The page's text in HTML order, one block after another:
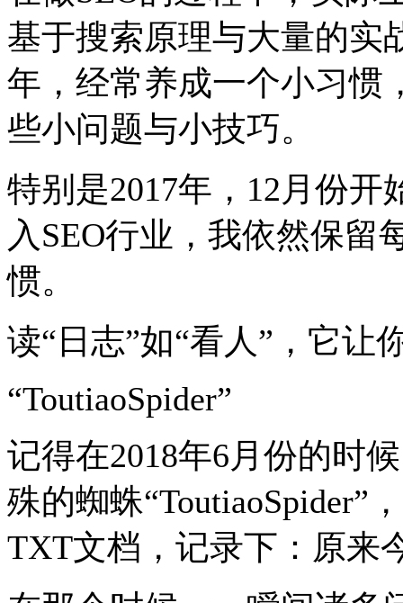
基于搜索原理与大量的实
年，经常养成一个小习惯
些小问题与小技巧。
特别是2017年，12月份
入SEO行业，我依然保留
惯。
读“日志”如“看人”，它让
“ToutiaoSpider”
记得在2018年6月份的时
殊的蜘蛛“ToutiaoSpider”
TXT文档，记录下：原来